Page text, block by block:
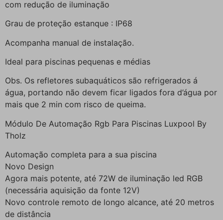
com redução de iluminação
Grau de proteção estanque : IP68
Acompanha manual de instalação.
Ideal para piscinas pequenas e médias
Obs. Os refletores subaquáticos são refrigerados á
água, portando não devem ficar ligados fora d’água por
mais que 2 min com risco de queima.
Módulo De Automação Rgb Para Piscinas Luxpool By
Tholz
Automação completa para a sua piscina
Novo Design
Agora mais potente, até 72W de iluminação led RGB
(necessária aquisição da fonte 12V)
Novo controle remoto de longo alcance, até 20 metros
de distância